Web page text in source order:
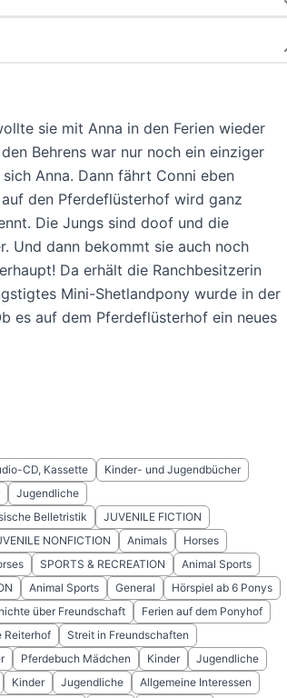
sie mit Anna in den Ferien wieder
Behrens war nur noch ein einziger
Anna. Dann fährt Conni eben
den Pferdeflüsterhof wird ganz
Die Jungs sind doof und die
Und dann bekommt sie auch noch
Da erhält die Ranchbesitzerin
Mini-Shetlandpony wurde in der
es auf dem Pferdeflüsterhof ein neues
CD, Kassette
Kinder- und Jugendbücher
Jugendliche
Belletristik
JUVENILE FICTION
NONFICTION Animals
Horses
SPORTS & RECREATION
Animal Sports
Animal Sports General
Hörspiel ab 6 Ponys
über Freundschaft
Ferien auf dem Ponyhof
Reiterhof
Streit in Freundschaften
Pferdebuch Mädchen Kinder
Jugendliche
Kinder Jugendliche
Allgemeine Interessen